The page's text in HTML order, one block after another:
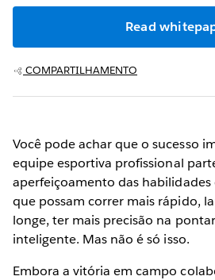
Read
COMPARTILHAMENTO
Você pode achar que o sucesso
equipe esportiva profissional
aperfeiçoamento das habilidades
que possam correr mais rápido,
longe, ter mais precisão na
inteligente. Mas não é só isso.
Embora a vitória em campo